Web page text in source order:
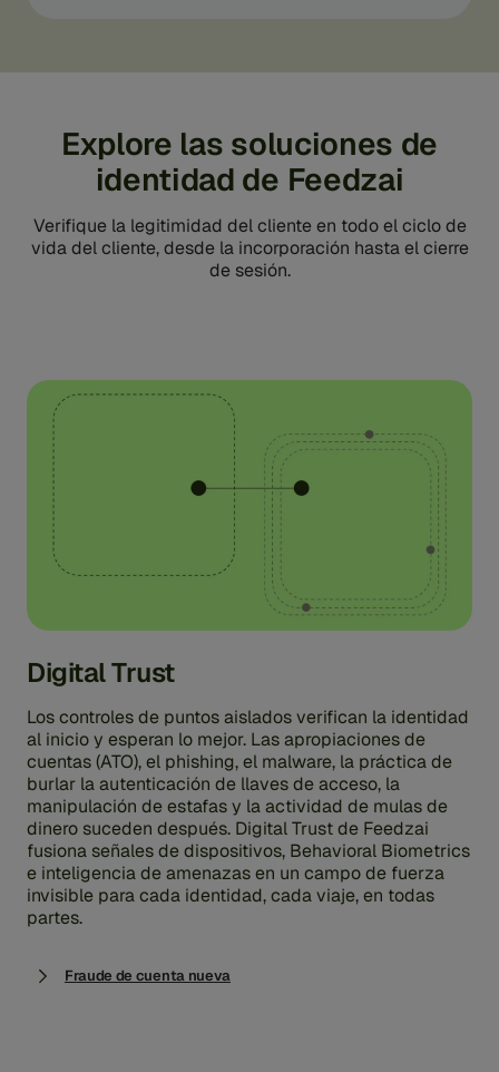
Explore las soluciones de
identidad de Feedzai
Verifique la legitimidad del cliente en todo el ciclo de
vida del cliente, desde la incorporación hasta el cierre
de sesión.
Digital Trust
Los controles de puntos aislados verifican la identidad
al inicio y esperan lo mejor. Las apropiaciones de
cuentas (ATO), el phishing, el malware, la práctica de
burlar la autenticación de llaves de acceso, la
manipulación de estafas y la actividad de mulas de
dinero suceden después. Digital Trust de Feedzai
fusiona señales de dispositivos, Behavioral Biometrics
e inteligencia de amenazas en un campo de fuerza
invisible para cada identidad, cada viaje, en todas
partes.
Fraude de cuenta nueva